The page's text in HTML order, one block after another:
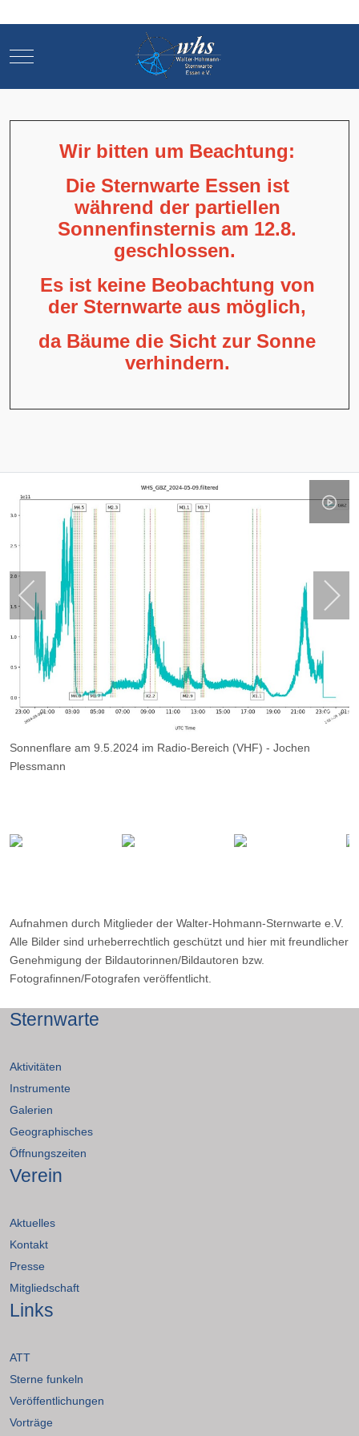
Mobile Menu Toggle
Wir bitten um Beachtung:
Die Sternwarte Essen ist
während der partiellen
Sonnenfinsternis am 12.8.
geschlossen.
Es ist keine Beobachtung von
der Sternwarte aus möglich,
da Bäume die Sicht zur Sonne
verhindern.
Sonnenflare am 9.5.2024 im Radio-Bereich (VHF) - Jochen
Plessmann
Aufnahmen durch Mitglieder der Walter-Hohmann-Sternwarte e.V.
Alle Bilder sind urheberrechtlich geschützt und hier mit freundlicher
Genehmigung der Bildautorinnen/Bildautoren bzw.
Fotografinnen/Fotografen veröffentlicht.
Sternwarte
Aktivitäten
Instrumente
Galerien
Geographisches
Öffnungszeiten
Verein
Aktuelles
Kontakt
Presse
Mitgliedschaft
Links
ATT
Sterne funkeln
Veröffentlichungen
Vorträge